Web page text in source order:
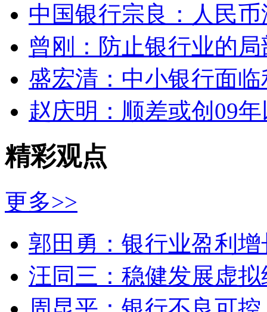
中国银行宗良：人民
曾刚：防止银行业的
盛宏清：中小银行面
赵庆明：顺差或创09
精彩观点
更多>>
郭田勇：银行业盈利
汪同三：稳健发展虚